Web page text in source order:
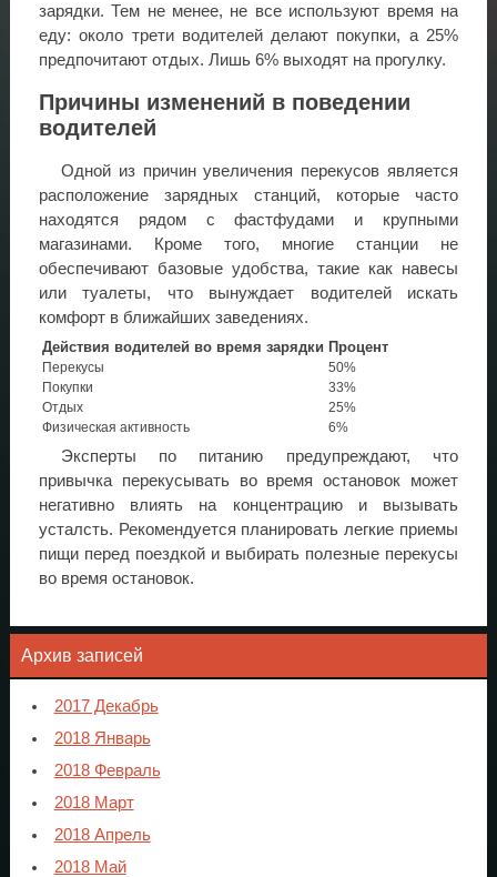
зарядки. Тем не менее, не все используют время на
еду: около трети водителей делают покупки, а 25%
предпочитают отдых. Лишь 6% выходят на прогулку.
Причины изменений в поведении
водителей
Одной из причин увеличения перекусов является
расположение зарядных станций, которые часто
находятся рядом с фастфудами и крупными
магазинами. Кроме того, многие станции не
обеспечивают базовые удобства, такие как навесы
или туалеты, что вынуждает водителей искать
комфорт в ближайших заведениях.
Действия водителей во время зарядки Процент
Перекусы
50%
Покупки
33%
Отдых
25%
Физическая активность
6%
Эксперты по питанию предупреждают, что
привычка перекусывать во время остановок может
негативно влиять на концентрацию и вызывать
усталсть. Рекомендуется планировать легкие приемы
пищи перед поездкой и выбирать полезные перекусы
во время остановок.
Архив записей
2017 Декабрь
2018 Январь
2018 Февраль
2018 Март
2018 Апрель
2018 Май